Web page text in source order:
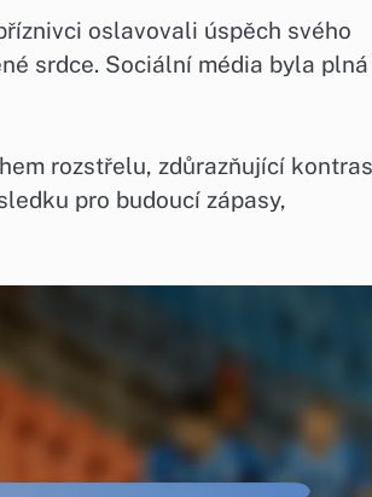
oslavovali úspěch svého
srdce. Sociální média byla plná
rozstřelu, zdůrazňující
pro budoucí zápasy,